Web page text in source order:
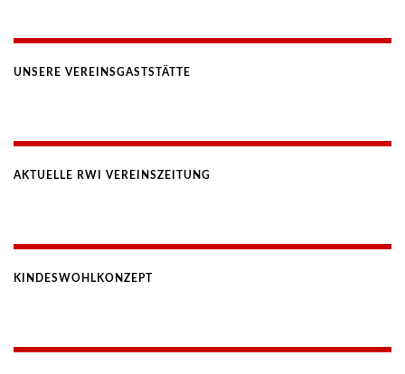
UNSERE VEREINSGASTSTÄTTE
AKTUELLE RWI VEREINSZEITUNG
KINDESWOHLKONZEPT